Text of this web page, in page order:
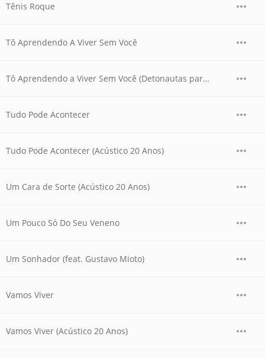
Tênis Roque
Tô Aprendendo A Viver Sem Você
Tô Aprendendo a Viver Sem Você (Detonautas para Bebês)
Tudo Pode Acontecer
Tudo Pode Acontecer (Acústico 20 Anos)
Um Cara de Sorte (Acústico 20 Anos)
Um Pouco Só Do Seu Veneno
Um Sonhador (feat. Gustavo Mioto)
Vamos Viver
Vamos Viver (Acústico 20 Anos)